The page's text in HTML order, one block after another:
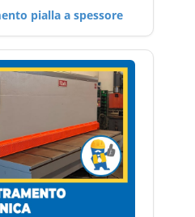
pialla a spessore